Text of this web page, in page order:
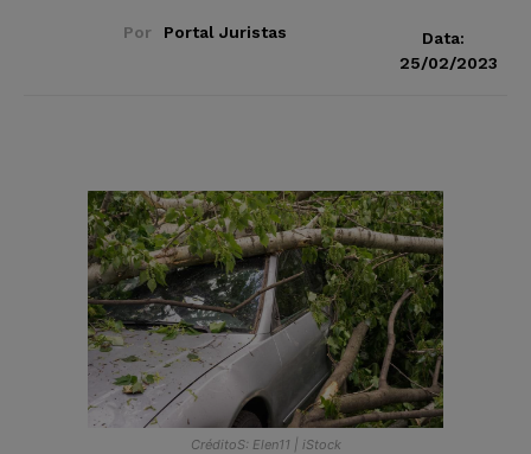
Por Portal Juristas
Data:
25/02/2023
CréditoS: Elen11 | iStock